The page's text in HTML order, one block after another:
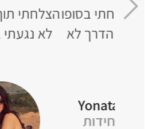
לא נגעתי